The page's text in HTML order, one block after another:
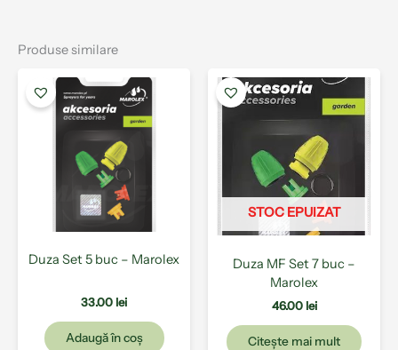
Produse similare
Duza Set 5 buc – Marolex
33.00 lei
Adaugă în coș
STOC EPUIZAT
Duza MF Set 7 buc –
Marolex
46.00 lei
Citește mai mult